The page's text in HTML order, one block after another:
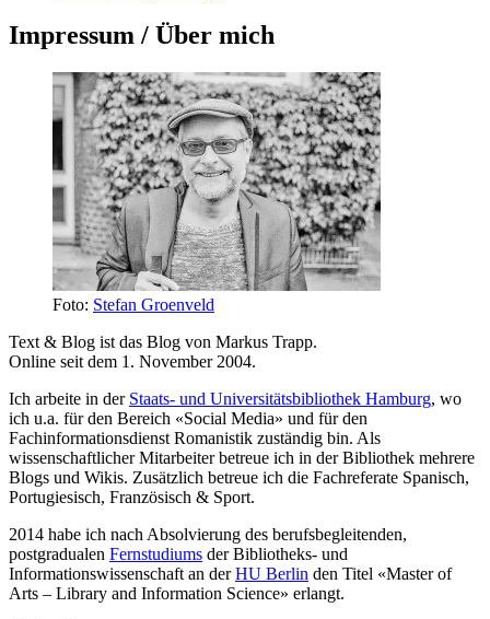
Impressum / Über mich
Foto: Stefan Groenveld
Text & Blog ist das Blog von Markus Trapp.
Online seit dem 1. November 2004.
Ich arbeite in der Staats- und Universitätsbibliothek Hamburg, wo
ich u.a. für den Bereich «Social Media» und für den
Fachinformationsdienst Romanistik zuständig bin. Als
wissenschaftlicher Mitarbeiter betreue ich in der Bibliothek mehrere
Blogs und Wikis. Zusätzlich betreue ich die Fachreferate Spanisch,
Portugiesisch, Französisch & Sport.
2014 habe ich nach Absolvierung des berufsbegleitenden,
postgradualen Fernstudiums der Bibliotheks- und
Informationswissenschaft an derHU Berlin den Titel «Master of
Arts – Library and Information Science» erlangt.